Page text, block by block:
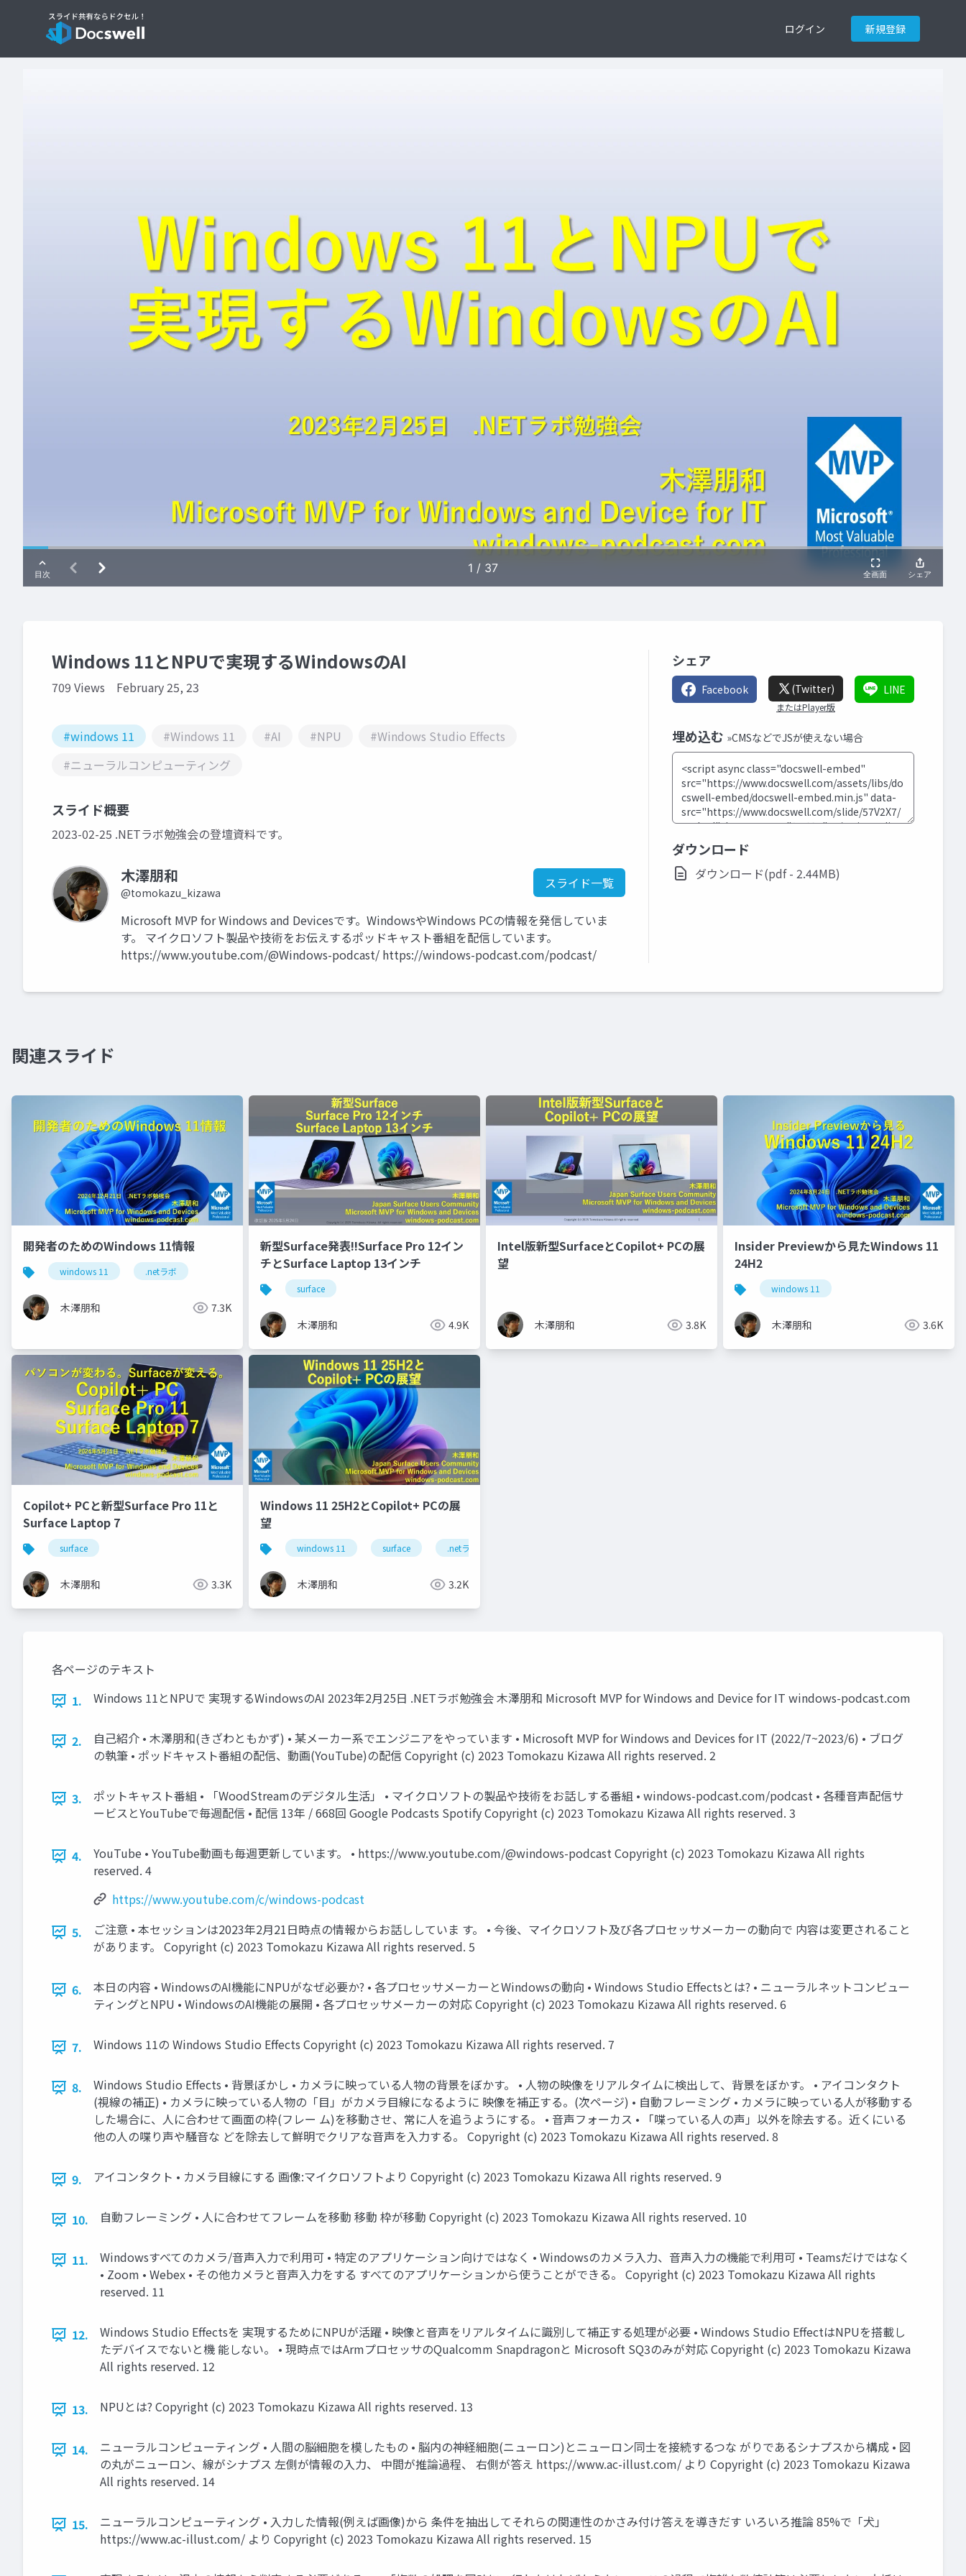
ログイン 新規登録
Windows 11とNPUで実現するWindowsのAI
709 Views February 25, 23
#windows 11 #Windows 11 #AI #NPU
#Windows Studio Effects
#ニューラルコンピューティング
スライド概要
2023-02-25 .NETラボ勉強会の登壇資料です。
木澤朋和
@tomokazu_kizawa
スライド一覧
Microsoft MVP for Windows and Devicesです。WindowsやWindows PCの情報を発信していま
す。 マイクロソフト製品や技術をお伝えするポッドキャスト番組を配信しています。
https://www.youtube.com/@Windows-podcast/ https://windows-podcast.com/podcast/
シェア
Facebook (Twitter)
またはPlayer版
LINE
埋め込む »CMSなどでJSが使えない場合
ダウンロード
ダウンロード(pdf - 2.44MB)
関連スライド
開発者のためのWindows 11情報
windows 11 .netラボ
木澤朋和 7.3K
新型Surface発表!!Surface Pro 12イン
チとSurface Laptop 13インチ
surface
木澤朋和 4.9K
Intel版新型SurfaceとCopilot+ PCの展
望
木澤朋和 3.8K
Insider Previewから見たWindows 11
24H2
windows 11
木澤朋和 3.6K
Copilot+ PCと新型Surface Pro 11と
Surface Laptop 7
surface
木澤朋和 3.3K
Windows 11 25H2とCopilot+ PCの展
望
windows 11 surface .netラボ
木澤朋和 3.2K
各ページのテキスト
1.
Windows 11とNPUで 実現するWindowsのAI 2023年2月25日 .NETラボ勉強会 木澤朋和 Microsoft MVP for Windows and Device for IT windows-podcast.com
2.
自己紹介 • 木澤朋和(きざわともかず) • 某メーカー系でエンジニアをやっています • Microsoft MVP for Windows and Devices for IT (2022/7~2023/6) • ブログ
の執筆 • ポッドキャスト番組の配信、動画(YouTube)の配信 Copyright (c) 2023 Tomokazu Kizawa All rights reserved. 2
3.
ポットキャスト番組 • 「WoodStreamのデジタル生活」 • マイクロソフトの製品や技術をお話しする番組 • windows-podcast.com/podcast • 各種音声配信サ
ービスとYouTubeで毎週配信 • 配信 13年 / 668回 Google Podcasts Spotify Copyright (c) 2023 Tomokazu Kizawa All rights reserved. 3
4.
YouTube • YouTube動画も毎週更新しています。 • https://www.youtube.com/@windows-podcast Copyright (c) 2023 Tomokazu Kizawa All rights
reserved. 4
https://www.youtube.com/c/windows-podcast
5.
ご注意 • 本セッションは2023年2月21日時点の情報からお話ししていま す。 • 今後、マイクロソフト及び各プロセッサメーカーの動向で 内容は変更されること
があります。 Copyright (c) 2023 Tomokazu Kizawa All rights reserved. 5
6.
本日の内容 • WindowsのAI機能にNPUがなぜ必要か? • 各プロセッサメーカーとWindowsの動向 • Windows Studio Effectsとは? • ニューラルネットコンピュー
ティングとNPU • WindowsのAI機能の展開 • 各プロセッサメーカーの対応 Copyright (c) 2023 Tomokazu Kizawa All rights reserved. 6
7. Windows 11の Windows Studio Effects Copyright (c) 2023 Tomokazu Kizawa All rights reserved. 7
8.
Windows Studio Effects • 背景ぼかし • カメラに映っている人物の背景をぼかす。 • 人物の映像をリアルタイムに検出して、背景をぼかす。 • アイコンタクト
(視線の補正) • カメラに映っている人物の「目」がカメラ目線になるように 映像を補正する。(次ページ) • 自動フレーミング • カメラに映っている人が移動する
した場合に、人に合わせて画面の枠(フレー ム)を移動させ、常に人を追うようにする。 • 音声フォーカス • 「喋っている人の声」以外を除去する。近くにいる
他の人の喋り声や騒音な どを除去して鮮明でクリアな音声を入力する。 Copyright (c) 2023 Tomokazu Kizawa All rights reserved. 8
9. アイコンタクト • カメラ目線にする 画像:マイクロソフトより Copyright (c) 2023 Tomokazu Kizawa All rights reserved. 9
10. 自動フレーミング • 人に合わせてフレームを移動 移動 枠が移動 Copyright (c) 2023 Tomokazu Kizawa All rights reserved. 10
11.
Windowsすべてのカメラ/音声入力で利用可 • 特定のアプリケーション向けではなく • Windowsのカメラ入力、音声入力の機能で利用可 • Teamsだけではなく
• Zoom • Webex • その他カメラと音声入力をする すべてのアプリケーションから使うことができる。 Copyright (c) 2023 Tomokazu Kizawa All rights
reserved. 11
12.
Windows Studio Effectsを 実現するためにNPUが活躍 • 映像と音声をリアルタイムに識別して補正する処理が必要 • Windows Studio EffectはNPUを搭載し
たデバイスでないと機 能しない。 • 現時点ではArmプロセッサのQualcomm Snapdragonと Microsoft SQ3のみが対応 Copyright (c) 2023 Tomokazu Kizawa
All rights reserved. 12
13. NPUとは? Copyright (c) 2023 Tomokazu Kizawa All rights reserved. 13
14.
ニューラルコンピューティング • 人間の脳細胞を模したもの • 脳内の神経細胞(ニューロン)とニューロン同士を接続するつな がりであるシナプスから構成 • 図
の丸がニューロン、線がシナプス 左側が情報の入力、 中間が推論過程、 右側が答え https://www.ac-illust.com/ より Copyright (c) 2023 Tomokazu Kizawa
All rights reserved. 14
15.
ニューラルコンピューティング • 入力した情報(例えば画像)から 条件を抽出してそれらの関連性のかさみ付け答えを導きだす いろいろ推論 85%で「犬」
https://www.ac-illust.com/ より Copyright (c) 2023 Tomokazu Kizawa All rights reserved. 15